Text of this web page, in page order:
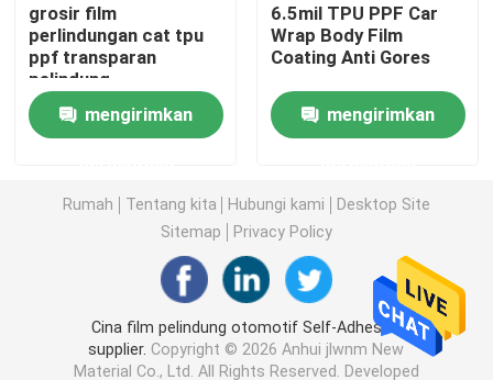
Film Perlindungan Cat TPU
Film Warna Jendela
Film Perlindungan PPF
Bungkus Mobil PPF
grosir film
perlindungan cat tpu
ppf transparan
pelindung
pembungkus Lapisan
Tubuh Film Pelindung
Mobil
mengirimkan
6.5mil TPU PPF Car
Wrap Body Film
Coating Anti Gores
mengirimkan
Rumah Tentang kita Hubungi kami
Desktop Site
Sitemap
Privacy Policy
Cina film pelindung otomotif Self-Adhesive
supplier. Copyright © 2026 Anhui jlwnm New
Material Co., Ltd. All Rights Reserved. Developed